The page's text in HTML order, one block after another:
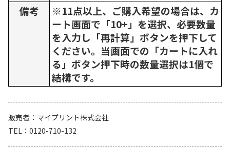
備考
※11点以上、ご購入希望の場合は、カ
ート画面で「10+」を選択、必要数量
を入力し「再計算」ボタンを押下して
ください。当画面での「カートに入れ
る」ボタン押下時の数量選択は1個で
結構です。
販売者
マイプリント株式会社
TEL
0120-710-132